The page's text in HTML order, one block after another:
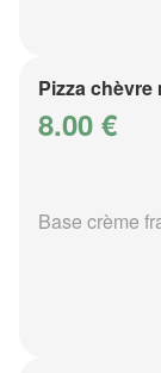
Pizza
8.00 €
Base crème